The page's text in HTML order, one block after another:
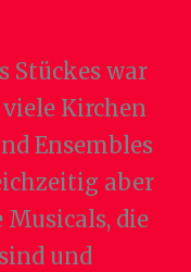
Stückes war
viele Kirchen
Ensembles
aber
die
und